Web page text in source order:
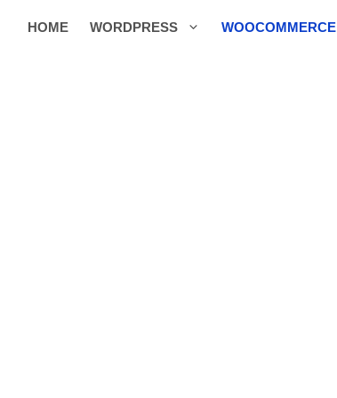
HOME WORDPRESS WOOCOMMERCE